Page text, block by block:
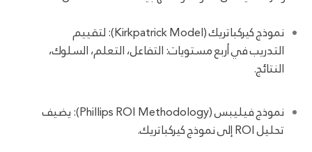
نموذج كيركباتريك (Kirkpatrick Model): لتقييم
التدريب في أربع مستويات: التفاعل، التعلم، السلوك،
النتائج.
نموذج فيليبس (Phillips ROI Methodology): يضيف
تحليل ROI إلى نموذج كيركباتريك.